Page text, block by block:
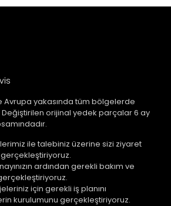
Avrupa yakasında tüm bölgelerde
orijinal yedek parçalar 6 ay
ile talebiniz üzerine sizi ziyaret
ardından gerekli bakım ve
için gerekli iş planını
kurulumunu gerçekleştiriyoruz.